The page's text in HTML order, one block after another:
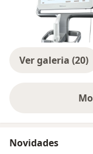
Ver galeria (20)
Novidades